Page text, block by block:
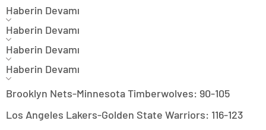
Haberin Devamı
Haberin Devamı
Haberin Devamı
Haberin Devamı
Brooklyn Nets-Minnesota Timberwolves: 90-105
Los Angeles Lakers-Golden State Warriors: 116-123